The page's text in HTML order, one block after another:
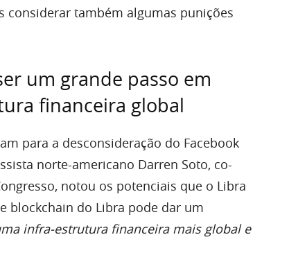
considerar também algumas punições
um grande passo em
financeira global
para a desconsideração do Facebook
norte-americano Darren Soto, co-
notou os potenciais que o Libra
blockchain do Libra pode dar um
infra-estrutura financeira mais global e